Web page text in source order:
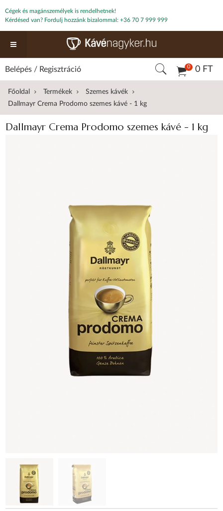
Cégek és magánszemélyek is rendelhetnek!
Kérdésed van? Fordulj hozzánk bizalommal: +36 70 7 999 999
0 0 FT
Belépés / Regisztráció
Főoldal Termékek
Szemes kávék
Dallmayr Crema Prodomo szemes kávé - 1 kg
Dallmayr Crema Prodomo szemes kávé - 1 kg